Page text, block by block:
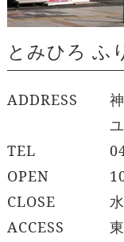
とみひろ ふ
ADDRESS
TEL
OPEN
CLOSE
ACCESS